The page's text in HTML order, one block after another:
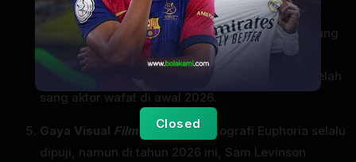
Closed
besar pada naskah. Kepergian Fezco tentu akan
menjadi lubang emosional yang masif di sepanjang
musim ini. Selain itu, Eric Dane (Cal Jacobs) juga
) setelah
sang aktor wafat di awal 2026.
Gaya Visual Film Noir:Sinematografi Euphoria selalu
dipuji, namun di tahun 2026 ini, Sam Levinson